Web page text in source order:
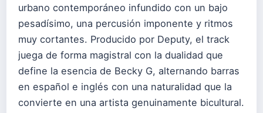
urbano contemporáneo infundido con un bajo
pesadísimo, una percusión imponente y ritmos
muy cortantes. Producido por Deputy, el track
juega de forma magistral con la dualidad que
define la esencia de Becky G, alternando barras
en español e inglés con una naturalidad que la
convierte en una artista genuinamente bicultural.